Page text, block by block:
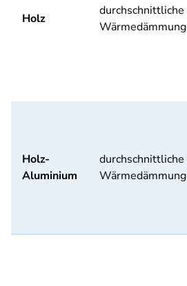
Holz
durchschnittliche
Wärmedämmung
Holz-
Aluminium
durchschnittliche
Wärmedämmung